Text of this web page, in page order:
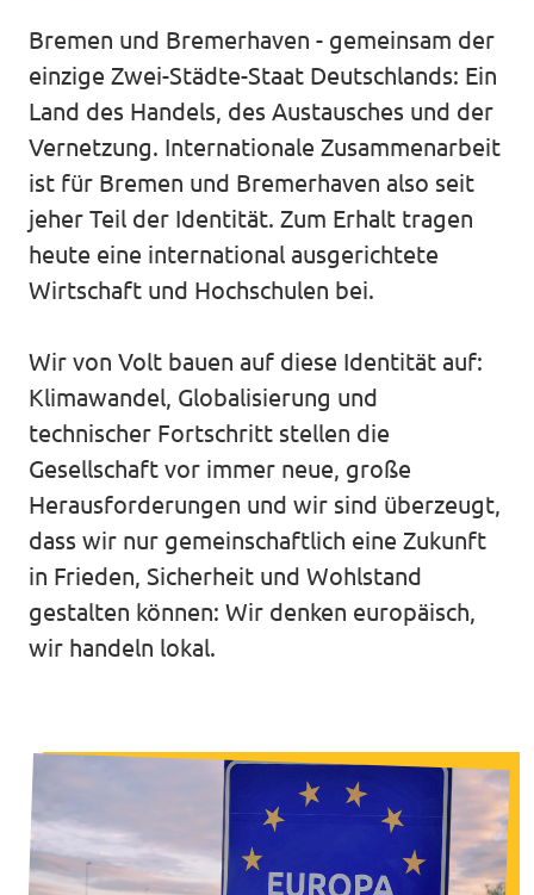
Unsere Events
Presse
Mache bei uns mit!
Deine Spende für Volt!
Jobs bei Volt
Transparenz
Datenschutz
Impressum
Bremen und Bremerhaven - gemeinsam der
einzige Zwei-Städte-Staat Deutschlands: Ein
Land des Handels, des Austausches und der
Vernetzung. Internationale Zusammenarbeit
ist für Bremen und Bremerhaven also seit
jeher Teil der Identität. Zum Erhalt tragen
heute eine international ausgerichtete
Wirtschaft und Hochschulen bei.
Wir von Volt bauen auf diese Identität auf:
Klimawandel, Globalisierung und
technischer Fortschritt stellen die
Gesellschaft vor immer neue, große
Herausforderungen und wir sind überzeugt,
dass wir nur gemeinschaftlich eine Zukunft
in Frieden, Sicherheit und Wohlstand
gestalten können: Wir denken europäisch,
wir handeln lokal.